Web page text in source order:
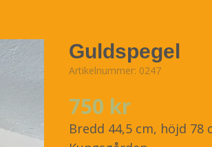
Guldspegel
Artikelnummer: 0247
750 kr
Bredd 44,5 cm, höjd